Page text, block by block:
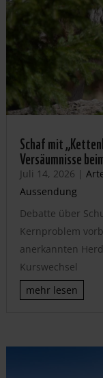
Schaf mit
Versäumnisse
Juli 14, 2026 |
Aussendung
Debatte über
Kernproblem
anerkannten
Kurswechsel
mehr lesen